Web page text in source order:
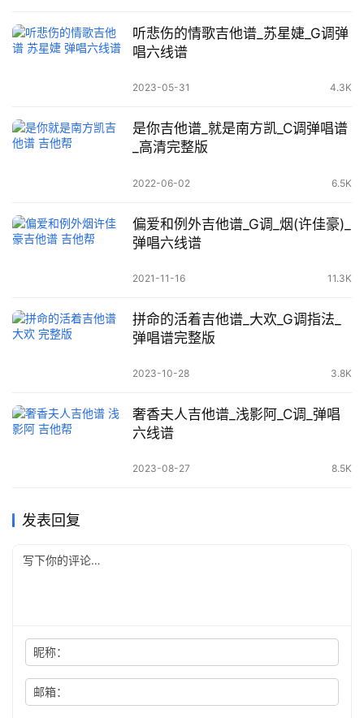
听悲伤的情歌吉他谱_苏星婕_G调弹
唱六线谱
2023-05-31 4.3K
是你吉他谱_就是南方凯_C调弹唱谱
_高清完整版
2022-06-02 6.5K
偏爱和例外吉他谱_G调_烟(许佳豪)_
弹唱六线谱
2021-11-16 11.3K
拼命的活着吉他谱_大欢_G调指法_
弹唱谱完整版
2023-10-28 3.8K
奢香夫人吉他谱_浅影阿_C调_弹唱
六线谱
2023-08-27 8.5K
发表回复
昵称：
邮箱：